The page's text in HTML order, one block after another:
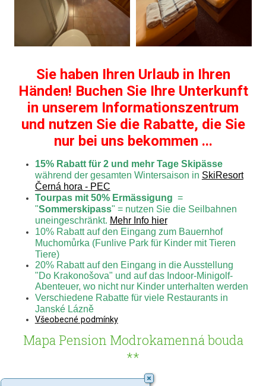
Sie haben Ihren Urlaub in Ihren
Händen! Buchen Sie Ihre Unterkunft
in unserem Informationszentrum
und nutzen Sie die Rabatte, die Sie
nur bei uns bekommen ...
15% Rabatt für 2 und mehr Tage Skipässe
während der gesamten Wintersaison in SkiResort
Černá hora - PEC
Tourpas mit 50% Ermässigung =
"Sommerskipass" = nutzen Sie die Seilbahnen
uneingeschränkt. Mehr Info hier
10% Rabatt auf den Eingang zum Bauernhof
Muchomůrka (Funlive Park für Kinder mit Tieren
Tiere)
20% Rabatt auf den Eingang in die Ausstellung
"Do Krakonošova" und auf das Indoor-Minigolf-
Abenteuer, wo nicht nur Kinder unterhalten werden
Verschiedene Rabatte für viele Restaurants in
Janské Lázně
Všeobecné podmínky
Mapa Pension Modrokamenná bouda
**